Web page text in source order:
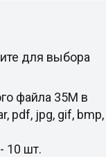
для выбора
файла 35M в
pdf, jpg, gif, bmp,
10 шт.